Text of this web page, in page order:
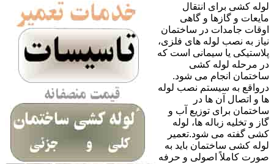
لوله کشی برای انتقال
مایعات و گازها و گاهی
اوقات جامدات در ساختمان
نیاز به نصب لوله های فلزی،
پلاستیکی یا سیمانی است که
در مرحله لوله کشی
ساختمان انجام می شود.
درواقع به سیستم نصب لوله
ها و اتصال آن ها در
ساختمان برای توزیع آب و
گاز و تخلیه زباله ها، لوله
کشی گفته می شود.تعمیر
لوله کشی ساختمان باید به
صورت کاملاً اصولی و حرفه